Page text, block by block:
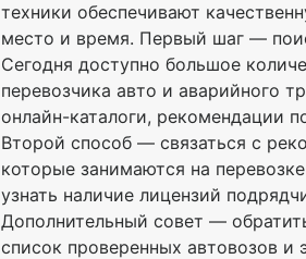
техники обеспечивают
место и время. Первый шаг —
Сегодня доступно большое
перевозчика авто и аварийного
онлайн-каталоги, рекомендации
Второй способ — связаться с
которые занимаются на
узнать наличие лицензий
Дополнительный совет —
список проверенных автовозов и